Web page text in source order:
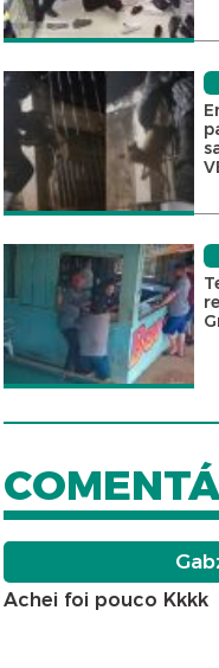
Achei foi pouco Kkkk